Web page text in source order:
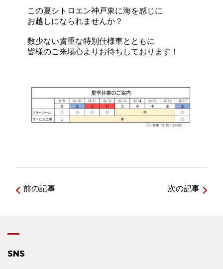
この夏シトロエン神戸東に海を感じに
お越しになられませんか？
数少ない貴重な特別仕様車とともに
皆様のご来場心よりお待ちしております！
前の記事 次の記事
SNS